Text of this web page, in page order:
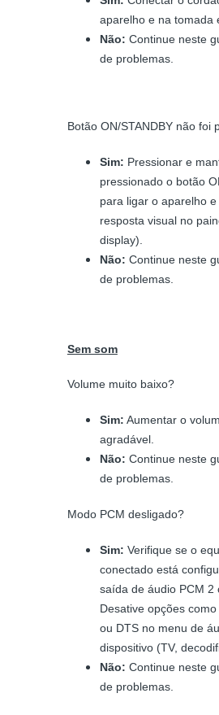
aparelho e na tomada
Não: Continue neste
de problemas.
Botão ON/STANDBY não foi
Sim: Pressionar e
pressionado o botão
para ligar o aparelho
resposta visual no
display).
Não: Continue neste
de problemas.
Sem som
Volume muito baixo?
Sim: Aumentar o
agradável.
Não: Continue neste
de problemas.
Modo PCM desligado?
Sim: Verifique se o
conectado está
saída de áudio PCM 2
Desative opções
ou DTS no menu de
dispositivo (TV,
Não: Continue neste
de problemas.